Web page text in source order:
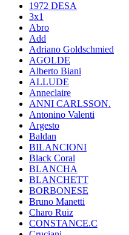
1972 DESA
3x1
Abro
Add
Adriano Goldschmied
AGOLDE
Alberto Biani
ALLUDE
Anneclaire
ANNI CARLSSON.
Antonino Valenti
Argesto
Baldan
BILANCIONI
Black Coral
BLANCHA
BLANCHETT
BORBONESE
Bruno Manetti
Charo Ruiz
CONSTANCE.C